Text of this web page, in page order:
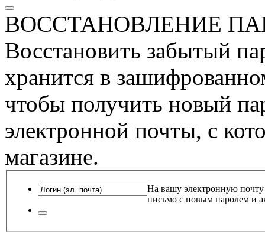
ВОССТАНОВЛЕНИЕ
Восстановить забытый
хранится в
чтобы получить новый
электронной почты, с
магазине.
На вашу электронную почту
письмо с новым паролем и